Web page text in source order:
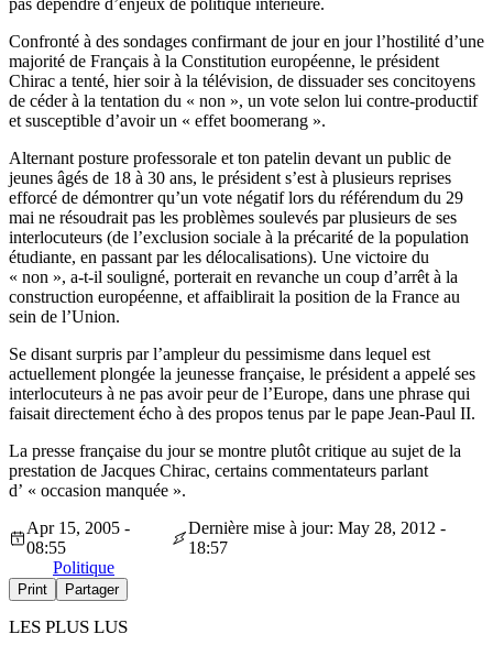
pas dépendre d’enjeux de politique intérieure.
Confronté à des sondages confirmant de jour en jour l’hostilité d’une
majorité de Français à la Constitution européenne, le président
Chirac a tenté, hier soir à la télévision, de dissuader ses concitoyens
de céder à la tentation du « non », un vote selon lui contre-productif
et susceptible d’avoir un « effet boomerang ».
Alternant posture professorale et ton patelin devant un public de
jeunes âgés de 18 à 30 ans, le président s’est à plusieurs reprises
efforcé de démontrer qu’un vote négatif lors du référendum du 29
mai ne résoudrait pas les problèmes soulevés par plusieurs de ses
interlocuteurs (de l’exclusion sociale à la précarité de la population
étudiante, en passant par les délocalisations). Une victoire du
« non », a-t-il souligné, porterait en revanche un coup d’arrêt à la
construction européenne, et affaiblirait la position de la France au
sein de l’Union.
Se disant surpris par l’ampleur du pessimisme dans lequel est
actuellement plongée la jeunesse française, le président a appelé ses
interlocuteurs à ne pas avoir peur de l’Europe, dans une phrase qui
faisait directement écho à des propos tenus par le pape Jean-Paul II.
La presse française du jour se montre plutôt critique au sujet de la
prestation de Jacques Chirac, certains commentateurs parlant
d’ « occasion manquée ».
Apr 15, 2005 -
08:55
Dernière mise à jour: May 28, 2012 -
18:57
Politique
Print Partager
LES PLUS LUS